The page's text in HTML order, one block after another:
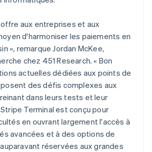
aux entreprises et aux
d'harmoniser les paiements en
», remarque Jordan McKee,
chez 451 Research. « Bon
actuelles dédiées aux points de
des défis complexes aux
dans leurs tests et leur
Terminal est conçu pour
en ouvrant largement l'accès à
avancées et à des options de
réservées aux grandes
English